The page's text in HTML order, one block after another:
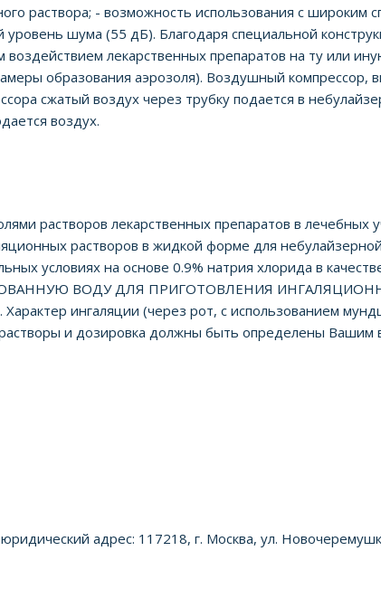
раствора; - возможность использования с широким
шума (55 дБ). Благодаря специальной
лекарственных препаратов на ту или
образования аэрозоля). Воздушный
сжатый воздух через трубку подается в
воздух.
растворов лекарственных препаратов в
растворов в жидкой форме для
условиях на основе 0.9% натрия хлорида в
ВОДУ ДЛЯ ПРИГОТОВЛЕНИЯ ИНГАЛЯЦИОННОГО
ингаляции (через рот, с использованием
и дозировка должны быть определены Вашим
адрес: 117218, г. Москва, ул.